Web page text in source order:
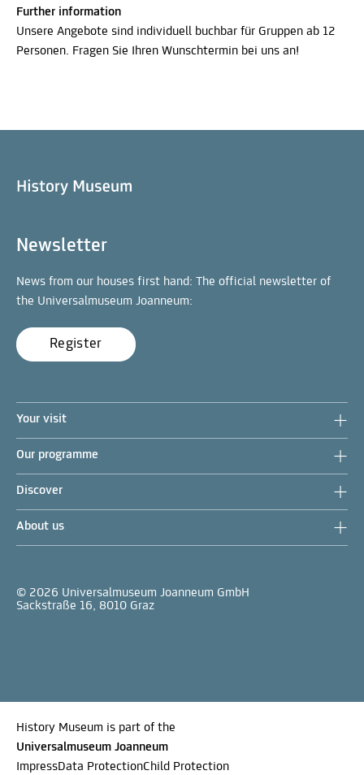
Further information
Unsere Angebote sind individuell buchbar für Gruppen ab 12
Personen. Fragen Sie Ihren Wunschtermin bei uns an!
Newsletter
News from our houses first hand: The official newsletter of
the Universalmuseum Joanneum:
Register
Your visit
Our programme
Discover
About us
© 2026 Universalmuseum Joanneum GmbH
Sackstraße 16, 8010 Graz
History Museum is part of the
Universalmuseum Joanneum
ImpressData ProtectionChild Protection